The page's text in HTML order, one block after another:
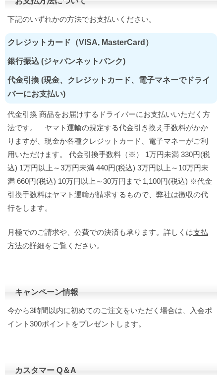
下記のいずれかの方法でお支払いください。
クレジットカード（VISA, MasterCard）
銀行振込 (ジャパンネットバンク)
代金引換 (現金、クレジットカード、電子マネーでドライ
バーにお支払い)
代金引換 商品をお届けするドライバーにお支払いいただく方
法です。 ヤマト運輸の規定する代金引き換え手数料がかか
りますが、現金か各種クレジットカード、電子マネーがご利
用いただけます。 代金引換手数料（※） 1万円未満 330円(税
込) 1万円以上～3万円未満 440円(税込) 3万円以上～10万円未
満 660円(税込) 10万円以上～30万円まで 1,100円(税込) ※代金
引換手数料はヤマト運輸が請求するもので、弊社は徴収の代
行をします。
月極でのご請求や、公費での決済も承ります。詳しくは支払
方法の詳細をご覧ください。
キャンペーン情報
今から3時間以内に初めてのご注文をいただく場合は、入会ポ
イント300ポイントをプレゼントします。
カスタマー Q＆A